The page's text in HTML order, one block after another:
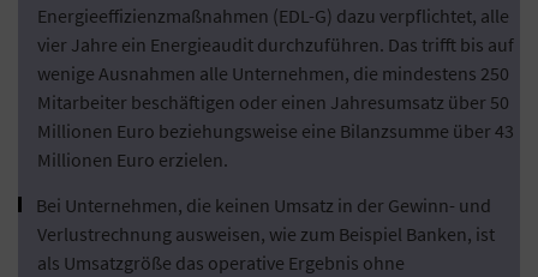
Energieeffizienzmaßnahmen (EDL-G) dazu verpflichtet, alle
vier Jahre ein Energieaudit durchzuführen. Das trifft bis auf
wenige Ausnahmen alle Unternehmen, die mindestens 250
Mitarbeiter beschäftigen oder einen Jahresumsatz über 50
Millionen Euro beziehungsweise eine Bilanzsumme über 43
Millionen Euro erzielen.
Bei Unternehmen, die keinen Umsatz in der Gewinn- und
Verlustrechnung ausweisen, wie zum Beispiel Banken, ist
als Umsatzgröße das operative Ergebnis ohne